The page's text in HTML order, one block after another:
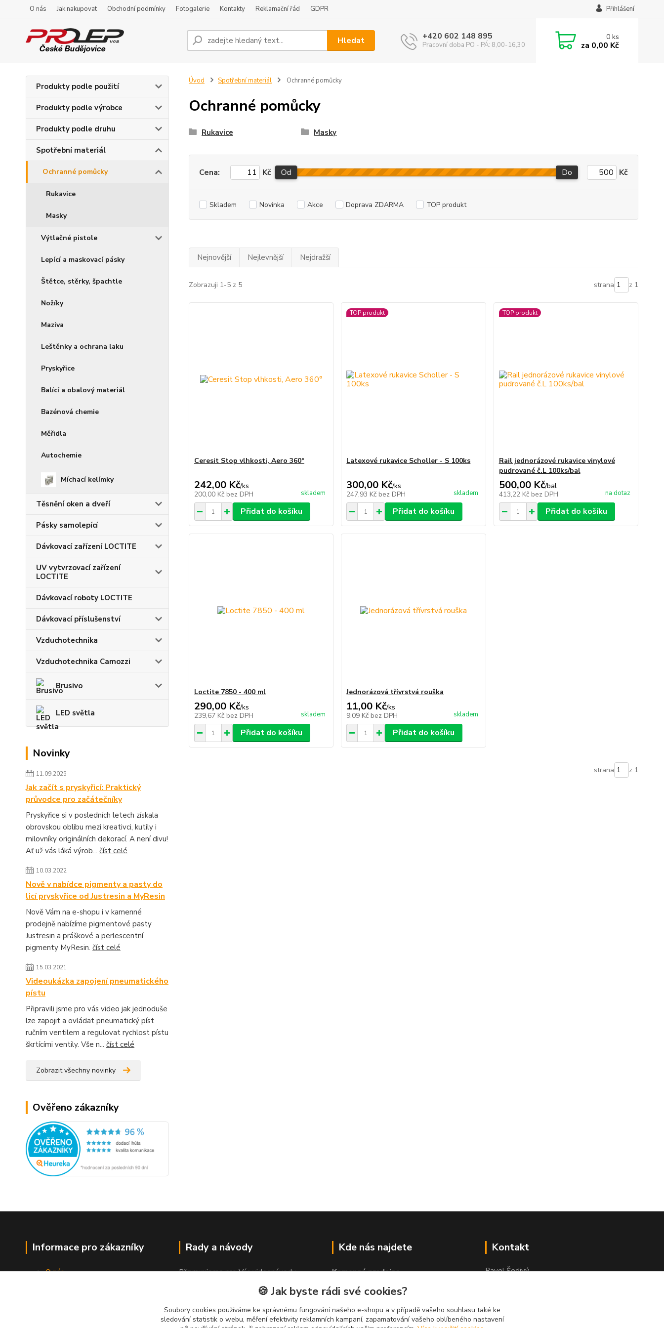
O nás Jak nakupovat Obchodní podmínky Fotogalerie Kontakty Reklamační řád GDPR Přihlášení
Hledat +420 602 148 895
Pracovní doba PO - PÁ: 8,00-16,30
0ks
za 0,00 Kč
Produkty podle použití
Produkty podle výrobce
Produkty podle druhu
Spotřební materiál
Ochranné pomůcky
Rukavice
Masky
Výtlačné pistole
Lepící a maskovací pásky
Štětce, stěrky, špachtle
Nožíky
Maziva
Leštěnky a ochrana laku
Pryskyřice
Balící a obalový materiál
Bazénová chemie
Měřidla
Autochemie
Míchací kelímky
Těsnění oken a dveří
Pásky samolepící
Dávkovací zařízení LOCTITE
UV vytvrzovací zařízení
LOCTITE
Dávkovací roboty LOCTITE
Dávkovací příslušenství
Vzduchotechnika
Vzduchotechnika Camozzi
Brusivo
LED světla
Novinky
11.09.2025
Jak začít s pryskyřicí: Praktický
průvodce pro začátečníky
Pryskyřice si v posledních letech získala
obrovskou oblibu mezi kreativci, kutily i
milovníky originálních dekorací. A není divu!
Ať už vás láká výrob... číst celé
10.03.2022
Nově v nabídce pigmenty a pasty do
licí pryskyřice od Justresin a MyResin
Nově Vám na e-shopu i v kamenné
prodejně nabízíme pigmentové pasty
Justresin a práškové a perlescentní
pigmenty MyResin. číst celé
15.03.2021
Videoukázka zapojení pneumatického
pístu
Připravili jsme pro vás video jak jednoduše
lze zapojit a ovládat pneumatický píst
ručním ventilem a regulovat rychlost pístu
škrtícími ventily. Vše n... číst celé
Zobrazit všechny novinky
Ověřeno zákazníky
Úvod Spotřební materiál Ochranné pomůcky
Ochranné pomůcky
Rukavice Masky
Cena: Kč Od Do Kč
Skladem Novinka Akce Doprava ZDARMA TOP produkt
Nejnovější Nejlevnější Nejdražší
Zobrazuji 1-5 z 5 strana z 1
Ceresit Stop vlhkosti, Aero 360°
242,00 Kč/ks
200,00 Kč bez DPH skladem
Přidat do košíku
TOP produkt
Latexové rukavice Scholler - S 100ks
300,00 Kč/ks
247,93 Kč bez DPH skladem
Přidat do košíku
TOP produkt
Rail jednorázové rukavice vinylové
pudrované č.L 100ks/bal
500,00 Kč/bal
413,22 Kč bez DPH na dotaz
Přidat do košíku
Loctite 7850 - 400 ml
290,00 Kč/ks
239,67 Kč bez DPH skladem
Přidat do košíku
Jednorázová třívrstvá rouška
11,00 Kč/ks
9,09 Kč bez DPH skladem
Přidat do košíku
strana z 1
Informace pro zákazníky
O nás
Rady a návody
Připravujeme pro Vás videonávody
Kde nás najdete
Kamenná prodejna
Hlinská 579
370 01 České Budějovice
Kontakt
Pavel Šedivý
lepidla@prolep.cz
🍪 Jak byste rádi své cookies?
Soubory cookies používáme ke správnému fungování našeho e-shopu a v případě vašeho souhlasu také ke
sledování statistik o webu, měření efektivity reklamních kampaní, zapamatování vašeho oblíbeného nastavení